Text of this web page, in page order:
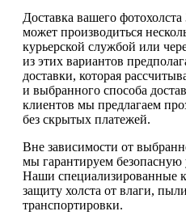
Доставка вашего
может производиться
курьерской службой или
из этих вариантов
доставки, которая
и выбранного способа
клиентов мы предлагаем
без скрытых платежей.
Вне зависимости от
мы гарантируем безопасную
Наши специализированные
защиту холста от влаги,
транспортировки.